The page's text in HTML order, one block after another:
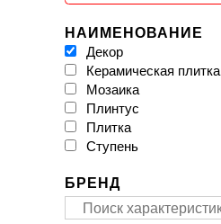
НАИМЕНОВАНИЕ
Декор
Керамическая плитка
Мозаика
Плинтус
Плитка
Ступень
БРЕНД